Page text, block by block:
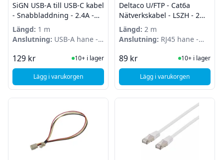
SiGN USB-A till USB-C kabel
- Snabbladdning - 2.4A -
12W - 1m - Vit
Längd: 1 m
Anslutning: USB-A hane -
129 kr I Lager
10+ i lager
Lägg i varukorgen, SiGN USB-A till USB-C kabel - Snabbladdning - 2.4A - 12W
Deltaco U/FTP - Cat6a
Nätverkskabel - LSZH - 2m -
Vit
Längd: 2 m
Anslutning: RJ45 hane -
89 kr I Lager
10+ i lager
Lägg i varukorgen
, Deltaco U/FTP -